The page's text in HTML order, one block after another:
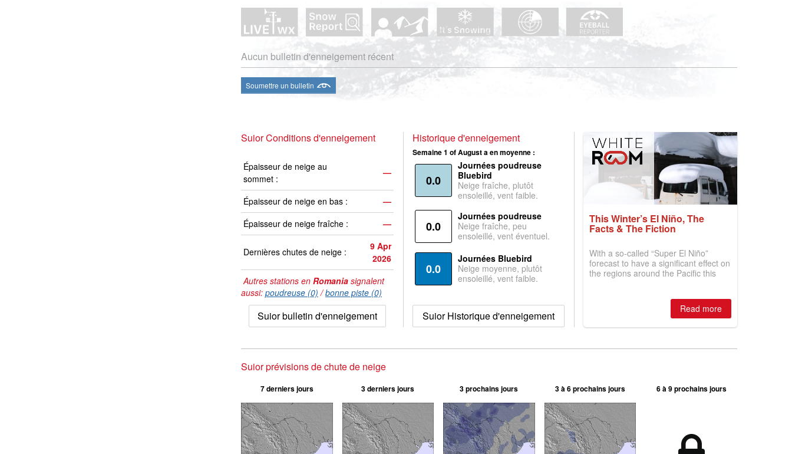
Aucun bulletin d'enneigement récent
Soumettre un bulletin
Suior Conditions d'enneigement
Épaisseur de neige au
sommet :
—
Épaisseur de neige en bas :
—
Épaisseur de neige fraîche :
—
Dernières chutes de neige :
9 Apr
2026
Autres stations en Romania signalent
aussi: poudreuse (0) /bonne piste (0)
Suior bulletin d'enneigement
Historique d'enneigement
Semaine 1 of August a en moyenne :
0.0
Journées poudreuse
Bluebird
Neige fraîche, plutôt
ensoleillé, vent faible.
0.0
Journées poudreuse
Neige fraîche, peu
ensoleillé, vent éventuel.
0.0
Journées Bluebird
Neige moyenne, plutôt
ensoleillé, vent faible.
Suior Historique d'enneigement
This Winter’s El Niño, The
Facts & The Fiction
With a so-called “Super El Niño”
forecast to have a significant effect on
the regions around the Pacific this
where are the best odds?Read more
Suior prévisions de chute de neige
7 derniers jours 3 derniers jours 3 prochains jours 3 à 6 prochains jours 6 à 9 prochains jours